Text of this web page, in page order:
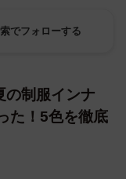
でフォローする
の制服インナ
た！5色を徹底